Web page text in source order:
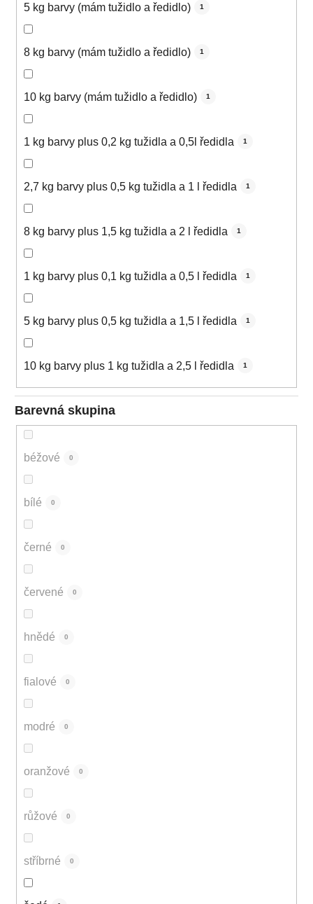
5 kg barvy (mám tužidlo a ředidlo) 1
8 kg barvy (mám tužidlo a ředidlo) 1
10 kg barvy (mám tužidlo a ředidlo) 1
1 kg barvy plus 0,2 kg tužidla a 0,5l ředidla 1
2,7 kg barvy plus 0,5 kg tužidla a 1 l ředidla 1
8 kg barvy plus 1,5 kg tužidla a 2 l ředidla 1
1 kg barvy plus 0,1 kg tužidla a 0,5 l ředidla 1
5 kg barvy plus 0,5 kg tužidla a 1,5 l ředidla 1
10 kg barvy plus 1 kg tužidla a 2,5 l ředidla 1
Barevná skupina
béžové 0
bílé 0
černé 0
červené 0
hnědé 0
fialové 0
modré 0
oranžové 0
růžové 0
stříbrné 0